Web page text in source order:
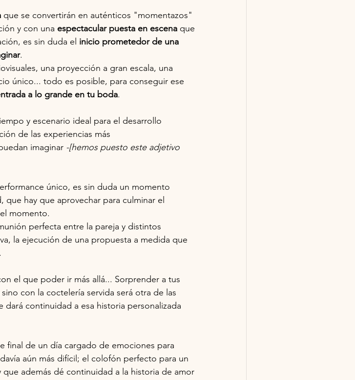
que se convertirán en auténticos "momentazos"
y con una espectacular puesta en escena que
es sin duda el inicio prometedor de una
.
una proyección a gran escala, una
único... todo es posible, para conseguir ese
a lo grande en tu boda.
y escenario ideal para el desarrollo
de las experiencias más
imaginar -[hemos puesto este adjetivo
único, es sin duda un momento
hay que aprovechar para culminar el
momento.
perfecta entre la pareja y distintos
la ejecución de una propuesta a medida que
el que poder ir más allá... Sorprender a tus
con la coctelería servida será otra de las
continuidad a esa historia personalizada
final de un día cargado de emociones para
aún más difícil; el colofón perfecto para un
además dé continuidad a la historia de amor